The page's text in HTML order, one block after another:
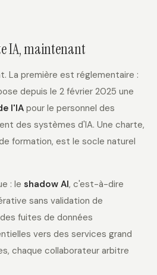
IA, maintenant
La première est réglementaire :
depuis le 2 février 2025 une
l'IApour le personnel des
des systèmes d'IA. Une charte,
formation, est le socle naturel
: le shadow AI, c'est-à-dire
sans validation de
fuites de données
vers des services grand
chaque collaborateur arbitre